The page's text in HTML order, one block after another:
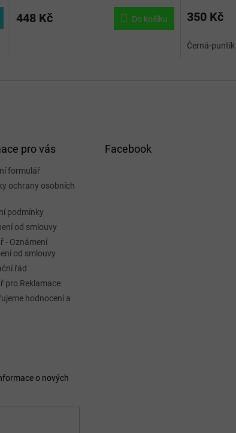
448 Kč Do košíku 350 Kč
Černá-puntík
pro vás
formulář
ochrany osobních
podmínky
od smlouvy
- Oznámení
od smlouvy
řád
pro Reklamace
hodnocení a
Facebook
o nových